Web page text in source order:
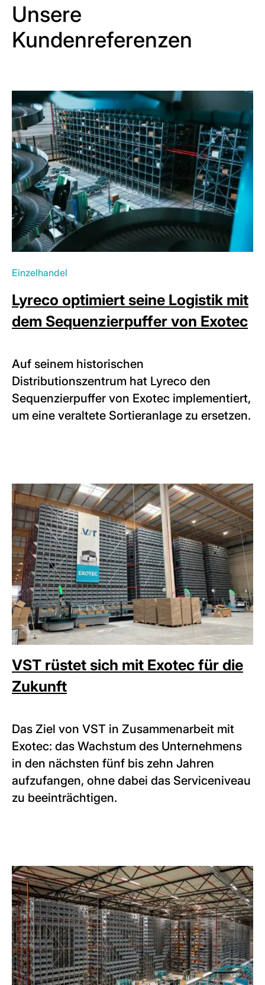
Unsere
Kundenreferenzen
Einzelhandel
Lyreco optimiert seine Logistik mit
dem Sequenzierpuffer von Exotec
Auf seinem historischen
Distributionszentrum hat Lyreco den
Sequenzierpuffer von Exotec implementiert,
um eine veraltete Sortieranlage zu ersetzen.
VST rüstet sich mit Exotec für die
Zukunft
Das Ziel von VST in Zusammenarbeit mit
Exotec: das Wachstum des Unternehmens
in den nächsten fünf bis zehn Jahren
aufzufangen, ohne dabei das Serviceniveau
zu beeinträchtigen.